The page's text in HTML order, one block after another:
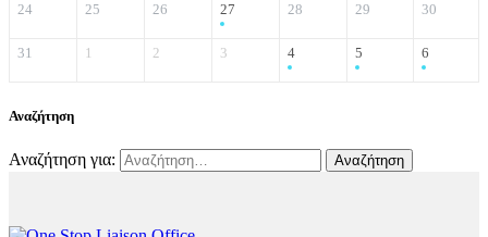
24 25 26 27 28 29 30
31 1 2 3 4 5 6
Αναζήτηση
Αναζήτηση για: